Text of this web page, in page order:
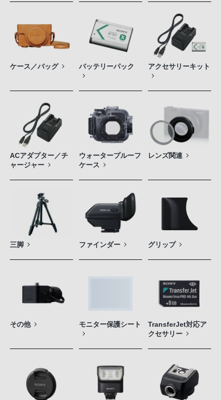
ケース／バッグ バッテリーパック アクセサリーキット
ACアダプター／チ
ャージャー
ウォータープルーフ
ケース
レンズ関連
三脚 ファインダー グリップ
その他 モニター保護シート
TransferJet対応ア
クセサリー